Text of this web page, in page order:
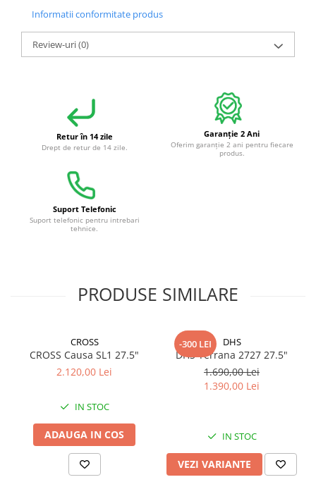
Informatii conformitate produs
Review-uri(0)
Retur în 14 zile
Drept de retur de 14 zile.
Garanție 2 Ani
Oferim garanție 2 ani pentru fiecare
produs.
Suport Telefonic
Suport telefonic pentru intrebari
tehnice.
PRODUSE SIMILARE
CROSS
CROSS Causa SL1 27.5"
2.120,00 Lei
IN STOC
ADAUGA IN COS
-300 LEI DHS
DHS Terrana 2727 27.5"
1.690,00 Lei
1.390,00 Lei
IN STOC
VEZI VARIANTE